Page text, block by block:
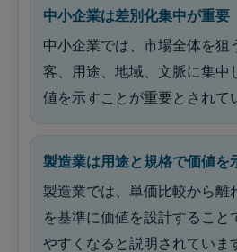
中小企業は差別化集中が重要
中小企業では、市場全体を狙
客、用途、地域、文脈に集中
値を示すことが重要とされて
製造業は用途と規格で価値を
製造業では、単価比較から離
を基準に価値を設計すること
やすくなると説明されていま